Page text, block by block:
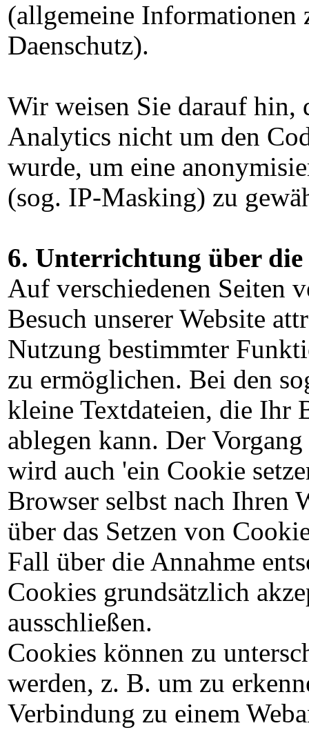
(allgemeine Informationen
Daenschutz).
Wir weisen Sie darauf hin,
Analytics nicht um den
wurde, um eine
(sog. IP-Masking) zu
6. Unterrichtung über
Auf verschiedenen Seiten
Besuch unserer Website
Nutzung bestimmter
zu ermöglichen. Bei den
kleine Textdateien, die Ihr
ablegen kann. Der
wird auch 'ein Cookie
Browser selbst nach Ihren
über das Setzen von
Fall über die Annahme
Cookies grundsätzlich
ausschließen.
Cookies können zu
werden, z. B. um zu
Verbindung zu einem